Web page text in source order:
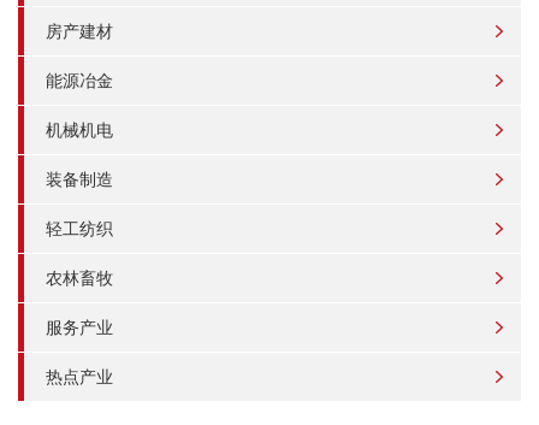
房产建材
能源冶金
机械机电
装备制造
轻工纺织
农林畜牧
服务产业
热点产业